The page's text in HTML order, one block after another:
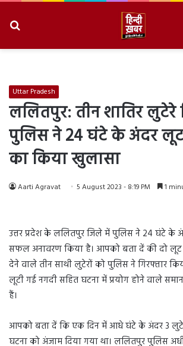
Uttar Pradesh
ललितपुर: तीन शातिर लुटेरे
पुलिस ने 24 घंटे के अंदर
का किया खुलासा
Aarti Agravat 5 August 2023 - 8:19 PM 1
उत्तर प्रदेश के ललितपुर जिले में पुलिस ने 24 घंटे के
सफल अनावरण किया है। आपको बता दें की दो
देने वाले तीन साथी लुटेरों को पुलिस ने गिरफ्तार
लूटी गई नगदी सहित घटना में प्रयोग होने वाले
हैं।
आपको बता दें कि एक दिन में आधे घंटे के अंदर 3
घटना को अंजाम दिया गया था। ललितपुर पुलिस